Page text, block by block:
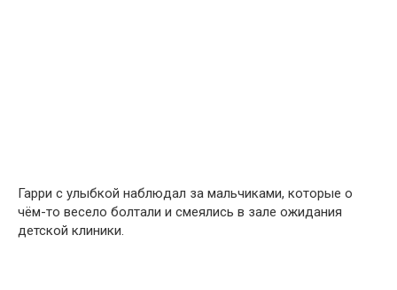
Гарри с улыбкой наблюдал за мальчиками, которые о
чём-то весело болтали и смеялись в зале ожидания
детской клиники.